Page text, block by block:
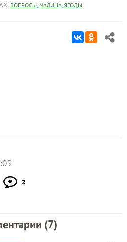
ВОПРОСЫ, МАЛИНА, ЯГОДЫ,
2
(7)